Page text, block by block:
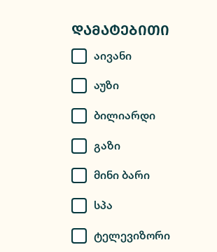
Დამატებითი
Აივანი
Აუზი
Ბილიარდი
Გაზი
Მინი Ბარი
Სპა
Ტელევიზორი